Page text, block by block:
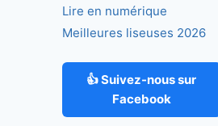
Lire en numérique
Meilleures liseuses 2026
👍 Suivez-nous sur
Facebook